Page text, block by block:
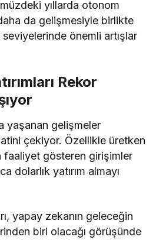
yıllarda otonom
da gelişmesiyle birlikte
önemli artışlar
Rekor
yaşanan gelişmeler
çekiyor. Özellikle üretken
faaliyet gösteren girişimler
dolarlık yatırım almayı
yapay zekanın geleceğin
biri olacağı görüşünde